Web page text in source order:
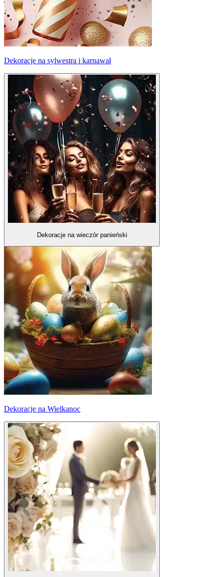
Dekoracje na sylwestra i karnawał
Dekoracje na wieczór panieński
Dekoracje na Wielkanoc